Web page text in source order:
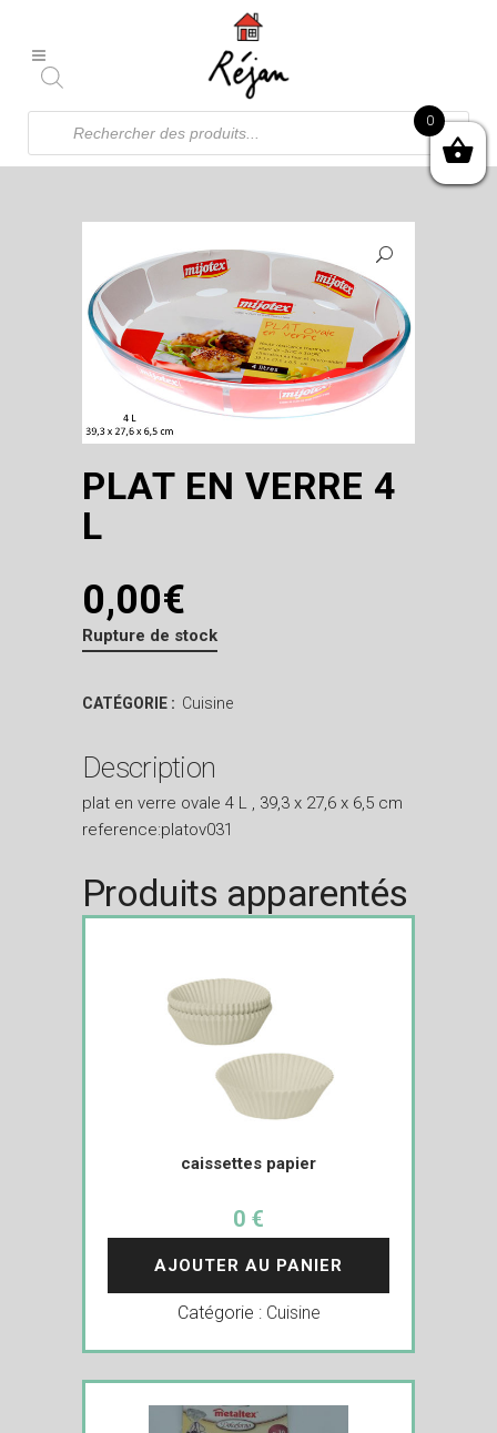
Recherche
produits
PLAT EN VERRE 4
L
0,00€
Rupture de stock
CATÉGORIE : Cuisine
Description
plat en verre ovale 4 L , 39,3 x 27,6 x 6,5 cm
reference:platov031
Produits apparentés
caissettes papier
0 €
AJOUTER AU PANIER
Catégorie : Cuisine
0